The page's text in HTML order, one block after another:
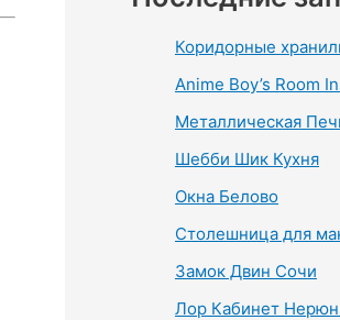
Коридорные
Anime Boy’s Room
Металлическая
Шебби Шик Кухня
Окна Белово
Столешница для
Замок Двин Сочи
Лор Кабинет